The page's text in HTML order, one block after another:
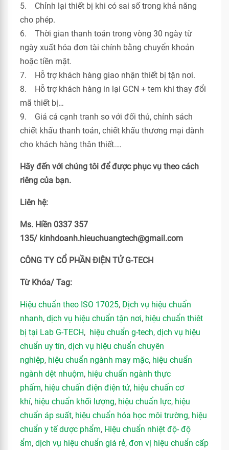
5. Chỉnh lại thiết bị khi có sai số trong khả năng
cho phép.
6. Thời gian thanh toán trong vòng 30 ngày từ
ngày xuất hóa đơn tài chính bằng chuyển khoản
hoặc tiền mặt.
7. Hỗ trợ khách hàng giao nhận thiết bị tận nơi.
8. Hỗ trợ khách hàng in lại GCN + tem khi thay đổi
mã thiết bị…
9. Giá cả cạnh tranh so với đối thủ, chính sách
chiết khấu thanh toán, chiết khấu thương mại dành
cho khách hàng thân thiết.…
Hãy đến với chúng tôi để được phục vụ theo cách
riêng của bạn.
Liên hệ:
Ms. Hiền 0337 357
135/ kinhdoanh.hieuchuangtech@gmail.com
CÔNG TY CỔ PHẦN ĐIỆN TỬ G-TECH
Từ Khóa/ Tag:
Hiệu chuẩn theo ISO 17025, Dịch vụ hiệu chuẩn
nhanh, dịch vụ hiệu chuẩn tận nơi, hiệu chuẩn thiêt
bị tại Lab G-TECH, hiệu chuẩn g-tech, dịch vụ hiệu
chuẩn uy tín, dịch vụ hiệu chuẩn chuyên
nghiệp, hiệu chuẩn ngành may mặc, hiệu chuẩn
ngành dệt nhuộm, hiệu chuẩn ngành thực
phẩm, hiệu chuẩn điện điện tử, hiệu chuẩn cơ
khí, hiệu chuẩn khối lượng, hiệu chuẩn lực, hiệu
chuẩn áp suất, hiệu chuẩn hóa học môi trường, hiệu
chuẩn y tế dược phẩm, Hiệu chuẩn nhiệt độ- độ
ẩm, dịch vụ hiệu chuẩn giá rẻ, đơn vị hiệu chuẩn cấp